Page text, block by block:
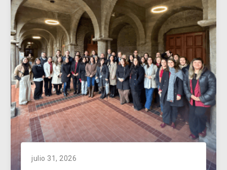
julio 31, 2026